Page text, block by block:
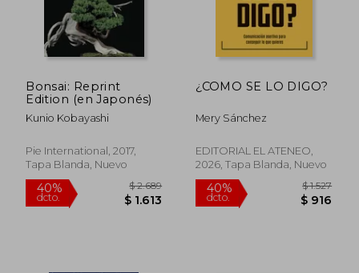
40%
dcto. dcto.
Bonsai: Reprint
Edition (en Japonés)
Kunio Kobayashi
Pie International, 2017,
Tapa Blanda, Nuevo
¿COMO SE LO DIGO?
Mery Sánchez
EDITORIAL EL ATENEO,
2026, Tapa Blanda, Nuevo